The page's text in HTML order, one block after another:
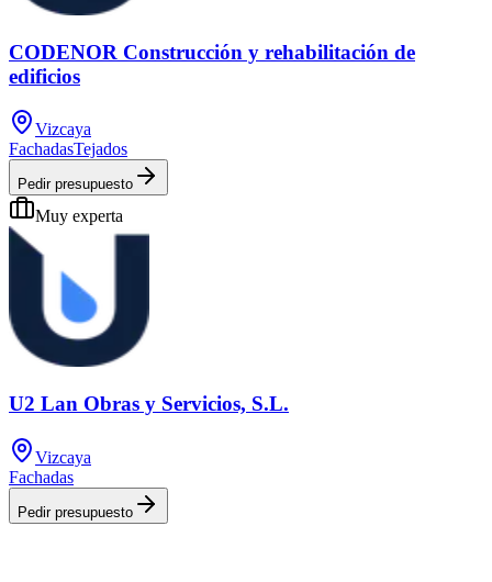
CODENOR Construcción y rehabilitación de
edificios
Vizcaya
FachadasTejados
Pedir presupuesto
Muy experta
U2 Lan Obras y Servicios, S.L.
Vizcaya
Fachadas
Pedir presupuesto